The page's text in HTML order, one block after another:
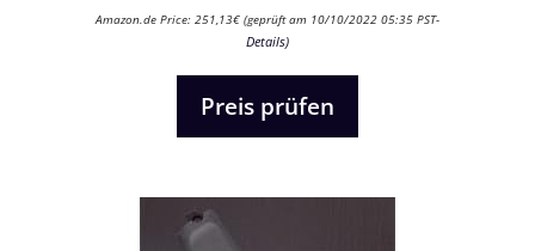
0
v
Amazon.de Price: 251,13€ (geprüft am 10/10/2022 05:35 PST-
Details)
Preis prüfen